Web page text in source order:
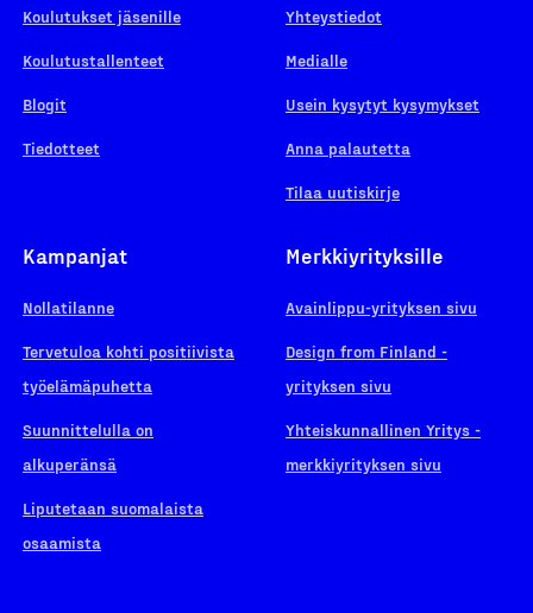
Koulutukset jäsenille
Koulutustallenteet
Blogit
Tiedotteet
Yhteystiedot
Medialle
Usein kysytyt kysymykset
Anna palautetta
Tilaa uutiskirje
Kampanjat
Nollatilanne
Tervetuloa kohti positiivista
työelämäpuhetta
Suunnittelulla on
alkuperänsä
Liputetaan suomalaista
osaamista
Merkkiyrityksille
Avainlippu-yrityksen sivu
Design from Finland -
yrityksen sivu
Yhteiskunnallinen Yritys -
merkkiyrityksen sivu